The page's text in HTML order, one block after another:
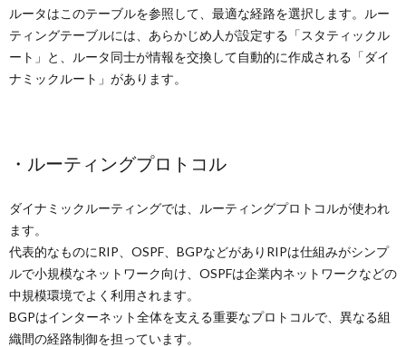
ルータはこのテーブルを参照して、最適な経路を選択します。ルー
ティングテーブルには、あらかじめ人が設定する「スタティックル
ート」と、ルータ同士が情報を交換して自動的に作成される「ダイ
ナミックルート」があります。
・ルーティングプロトコル
ダイナミックルーティングでは、ルーティングプロトコルが使われ
ます。
代表的なものにRIP、OSPF、BGPなどがありRIPは仕組みがシンプ
ルで小規模なネットワーク向け、OSPFは企業内ネットワークなどの
中規模環境でよく利用されます。
BGPはインターネット全体を支える重要なプロトコルで、異なる組
織間の経路制御を担っています。